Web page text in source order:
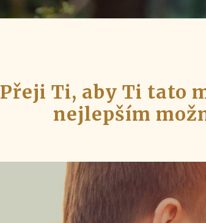
Přeji Ti, aby Ti tato
nejlepším